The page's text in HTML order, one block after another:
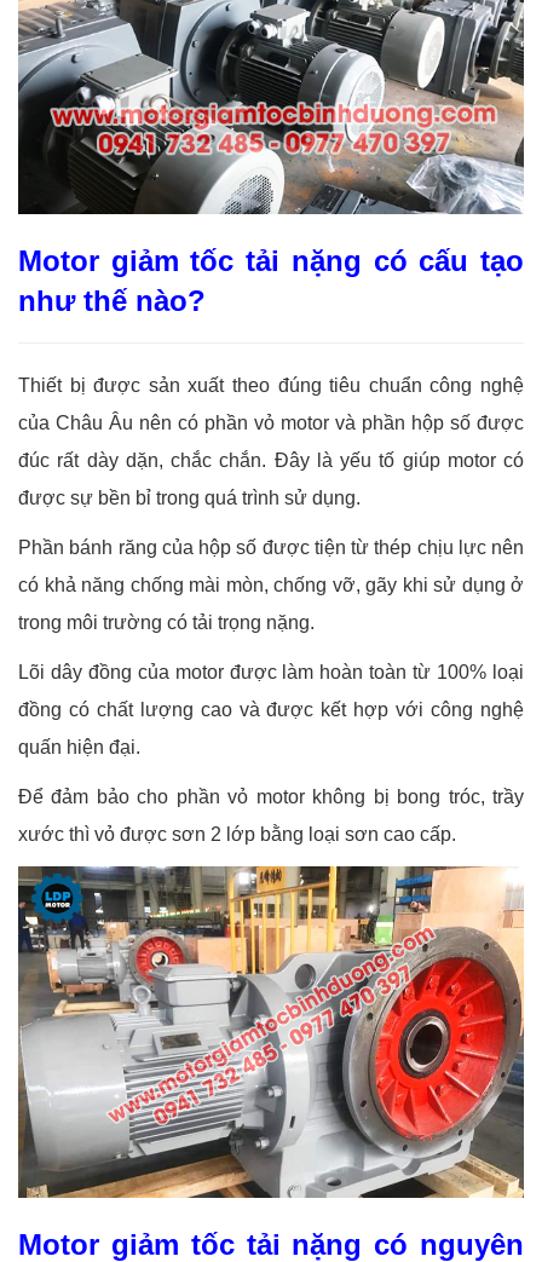
Motor giảm tốc tải nặng có cấu tạo
như thế nào?
Thiết bị được sản xuất theo đúng tiêu chuẩn công nghệ
của Châu Âu nên có phần vỏ motor và phần hộp số được
đúc rất dày dặn, chắc chắn. Đây là yếu tố giúp motor có
được sự bền bỉ trong quá trình sử dụng.
Phần bánh răng của hộp số được tiện từ thép chịu lực nên
có khả năng chống mài mòn, chống vỡ, gãy khi sử dụng ở
trong môi trường có tải trọng nặng.
Lõi dây đồng của motor được làm hoàn toàn từ 100% loại
đồng có chất lượng cao và được kết hợp với công nghệ
quấn hiện đại.
Để đảm bảo cho phần vỏ motor không bị bong tróc, trầy
xước thì vỏ được sơn 2 lớp bằng loại sơn cao cấp.
Motor giảm tốc tải nặng có nguyên